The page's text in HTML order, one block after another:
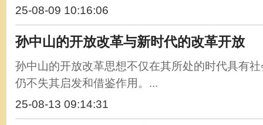
25-08-09 10:16:06
孙中山的开放改革与新时代的改革开放
孙中山的开放改革思想不仅在其所处的时代具有
仍不失其启发和借鉴作用。...
25-08-13 09:14:31